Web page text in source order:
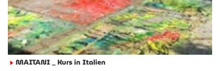
► MAITANI _ Kurs in Italien